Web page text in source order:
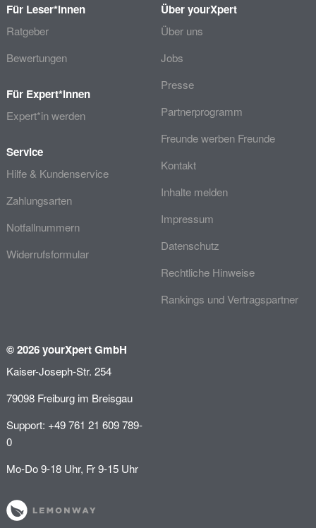
Für Leser*innen
Ratgeber
Bewertungen
Für Expert*innen
Expert*in werden
Service
Hilfe & Kundenservice
Zahlungsarten
Notfallnummern
Widerrufsformular
Über yourXpert
Über uns
Jobs
Presse
Partnerprogramm
Freunde werben Freunde
Kontakt
Inhalte melden
Impressum
Datenschutz
Rechtliche Hinweise
Rankings und Vertragspartner
© 2026 yourXpert GmbH
Kaiser-Joseph-Str. 254
79098 Freiburg im Breisgau
Support: +49 761 21 609 789-
0
Mo-Do 9-18 Uhr, Fr 9-15 Uhr